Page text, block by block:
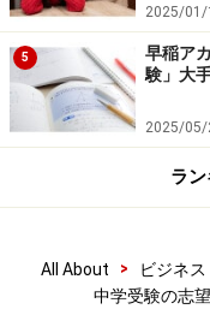
2025/01/
5
早稲ア
験」大
2025/05/
ラ
All About > ビジネ
中学受験の志